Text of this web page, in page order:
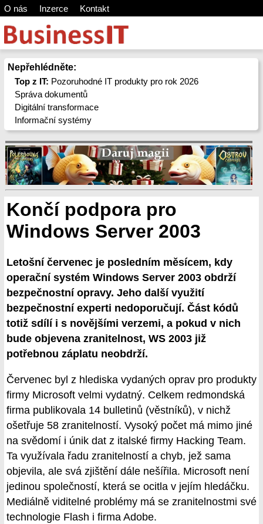
O nás Inzerce Kontakt
Nepřehlédněte:
Top z IT: Pozoruhodné IT produkty pro rok 2026
Správa dokumentů
Digitální transformace
Informační systémy
Končí podpora pro
Windows Server 2003
Letošní červenec je posledním měsícem, kdy
operační systém Windows Server 2003 obdrží
bezpečnostní opravy. Jeho další využití
bezpečnostní experti nedoporučují. Část kódů
totiž sdílí i s novějšími verzemi, a pokud v nich
bude objevena zranitelnost, WS 2003 již
potřebnou záplatu neobdrží.
Červenec byl z hlediska vydaných oprav pro produkty
firmy Microsoft velmi vydatný. Celkem redmondská
firma publikovala 14 bulletinů (věstníků), v nichž
ošetřuje 58 zranitelností. Vysoký počet má mimo jiné
na svědomí i únik dat z italské firmy Hacking Team.
Ta využívala řadu zranitelností a chyb, jež sama
objevila, ale svá zjištění dále nešířila. Microsoft není
jedinou společností, která se ocitla v jejím hledáčku.
Mediálně viditelné problémy má se zranitelnostmi své
technologie Flash i firma Adobe.